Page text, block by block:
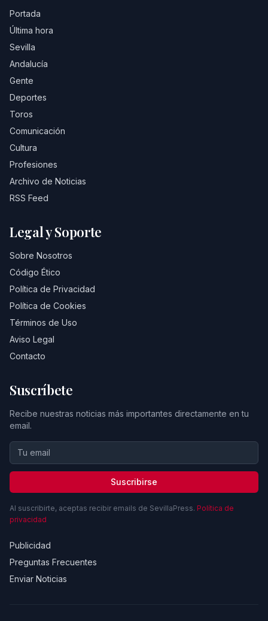
Portada
Última hora
Sevilla
Andalucía
Gente
Deportes
Toros
Comunicación
Cultura
Profesiones
Archivo de Noticias
RSS Feed
Legal y Soporte
Sobre Nosotros
Código Ético
Política de Privacidad
Política de Cookies
Términos de Uso
Aviso Legal
Contacto
Suscríbete
Recibe nuestras noticias más importantes directamente en tu
email.
Suscribirse
Al suscribirte, aceptas recibir emails de SevillaPress. Política de
privacidad
Publicidad
Preguntas Frecuentes
Enviar Noticias